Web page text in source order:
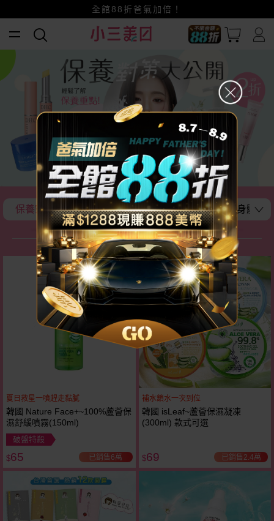
小三美日x全支付~美幣+全點折上折超划算
全館88折爸氣加倍！
保養空空賞! 補水、保濕、美白 洗潤護全攻略 身體保
保養空空賞!
瘋殺
32折
夏日救星一噴趕走黏膩
韓國 Nature Face+~100%蘆薈保
濕舒緩噴霧(150ml)
破盤特殺
$65 已銷售6萬
補水鎖水一次到位
韓國 isLeaf~蘆薈保濕凝凍
(300ml) 款式可選
$69 已銷售2.4萬